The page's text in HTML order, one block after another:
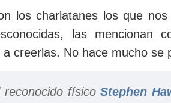
los charlatanes los que
las mencionan
creerlas. No hace mucho se
reconocido físicoStephen